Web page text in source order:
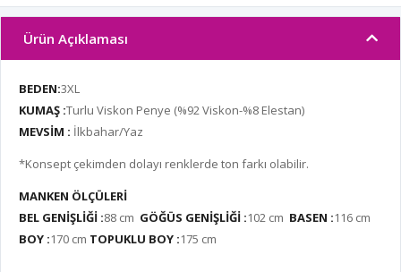
Ürün Açıklaması
BEDEN:3XL
KUMAŞ :Turlu Viskon Penye (%92 Viskon-%8 Elestan)
MEVSİM : İlkbahar/Yaz
*Konsept çekimden dolayı renklerde ton farkı olabilir.
MANKEN ÖLÇÜLERİ
BEL GENİŞLİĞİ :88 cm GÖĞÜS GENİŞLİĞİ :102 cm BASEN :116 cm
BOY :170 cm TOPUKLU BOY :175 cm